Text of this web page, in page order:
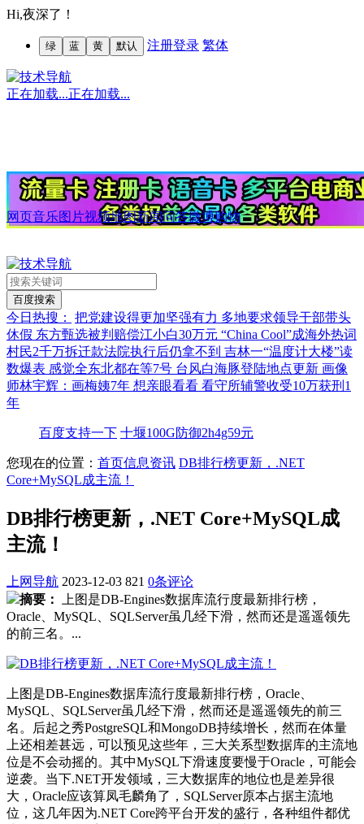
Hi,夜深了！
绿 蓝 黄 默认 注册登录 繁体
正在加载...正在加载...
网页音乐图片视频地图新闻问答微博购物
今日热搜： 把党建设得更加坚强有力 多地要求领导干部带头
休假 东方甄选被判赔偿江小白30万元 “China Cool”成海外热词
村民2千万拆迁款法院执行后仍拿不到 吉林一“温度计大楼”读
数爆表 感觉全东北都在等7号 台风白海豚登陆地点更新 画像
师林宇辉：画梅姨7年 想亲眼看看 看守所辅警收受10万获刑1
年
百度支持一下 十堰100G防御2h4g59元
您现在的位置： 首页信息资讯 DB排行榜更新，.NET
Core+MySQL成主流！
DB排行榜更新，.NET Core+MySQL成
主流！
上网导航 2023-12-03 821 0条评论
摘要：
上图是DB-Engines数据库流行度最新排行榜，
Oracle、MySQL、SQLServer虽几经下滑，然而还是遥遥领先
的前三名。...
上图是DB-Engines数据库流行度最新排行榜，Oracle、
MySQL、SQLServer虽几经下滑，然而还是遥遥领先的前三
名。后起之秀PostgreSQL和MongoDB持续增长，然而在体量
上还相差甚远，可以预见这些年，三大关系型数据库的主流地
位是不会动摇的。其中MySQL下滑速度要慢于Oracle，可能会
逆袭。当下.NET开发领域，三大数据库的地位也是差异很
大，Oracle应该算凤毛麟角了，SQLServer原本占据主流地
位，这几年因为.NET Core跨平台开发的盛行，各种组件都优